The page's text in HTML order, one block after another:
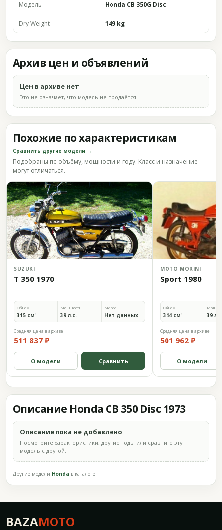
Модель Honda CB 350G Disc
Dry Weight 149 kg
Архив цен и объявлений
Цен в архиве нет
Это не означает, что модель не продаётся.
Похожие по характеристикам
Сравнить другие модели →
Подобраны по объёму, мощности и году. Класс и назначение
могут отличаться.
SUZUKI
T 350 1970
Объём
315 см³
Мощность
39 л.с.
Масса
Нет данных
Средняя цена в архиве
511 837 ₽
О модели Сравнить
MOTO MORINI
Sport 1980
Объём
344 см³ 39
Средняя цена в архиве
501 962 ₽
О модели
Описание Honda CB 350 Disc 1973
Описание пока не добавлено
Посмотрите характеристики, другие годы или сравните эту
модель с другой.
Другие модели Honda в каталоге
BAZAMOTO